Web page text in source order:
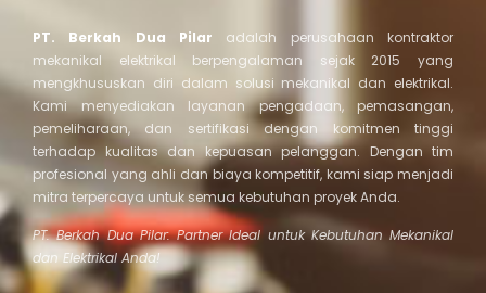
PT. Berkah Dua Pilar adalah perusahaan kontraktor
mekanikal elektrikal berpengalaman sejak 2015 yang
mengkhususkan diri dalam solusi mekanikal dan elektrikal.
Kami menyediakan layanan pengadaan, pemasangan,
pemeliharaan, dan sertifikasi dengan komitmen tinggi
terhadap kualitas dan kepuasan pelanggan. Dengan tim
profesional yang ahli dan biaya kompetitif, kami siap menjadi
mitra terpercaya untuk semua kebutuhan proyek Anda.
PT. Berkah Dua Pilar: Partner Ideal untuk Kebutuhan Mekanikal
dan Elektrikal Anda!